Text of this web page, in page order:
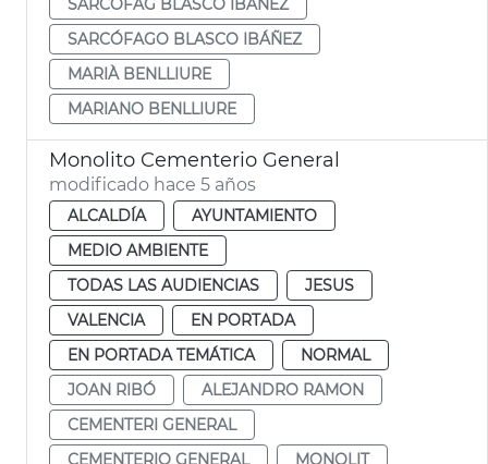
SARCÓFAGO BLASCO IBÁÑEZ
MARIÀ BENLLIURE
MARIANO BENLLIURE
Monolito Cementerio General
modificado hace 5 años
ALCALDÍA
AYUNTAMIENTO
MEDIO AMBIENTE
TODAS LAS AUDIENCIAS
JESUS
VALENCIA
EN PORTADA
EN PORTADA TEMÁTICA
NORMAL
JOAN RIBÓ
ALEJANDRO RAMON
CEMENTERI GENERAL
CEMENTERIO GENERAL
MONOLIT